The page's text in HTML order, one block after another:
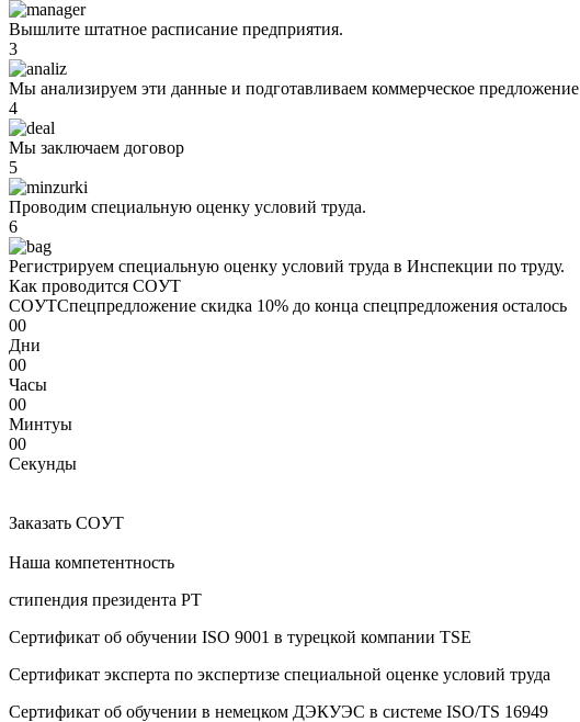
Вышлите штатное расписание предприятия.
3
Мы анализируем эти данные и подготавливаем коммерческое предложение
4
Мы заключаем договор
5
Проводим специальную оценку условий труда.
6
Регистрируем специальную оценку условий труда в Инспекции по труду.
Как проводится COУТ
COУТСпецпредложение скидка 10% до конца спецпредложения осталось
00
Дни
00
Часы
00
Минтуы
00
Секунды
Заказать COУТ
Наша компетентность
стипендия президента РТ
Сертификат об oбучeнии ISO 9001 в турецкой компании TSE
Сертификат эксперта по экспертизе специальной оценке условий труда
Сертификат об oбучeнии в немецком ДЭКУЭС в системе ISO/TS 16949